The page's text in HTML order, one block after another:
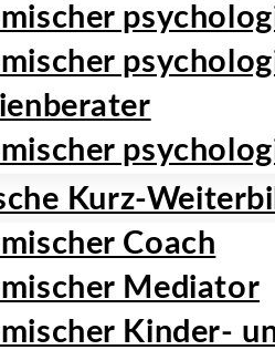
Kurz-
Coach
Mediator
Kinder-